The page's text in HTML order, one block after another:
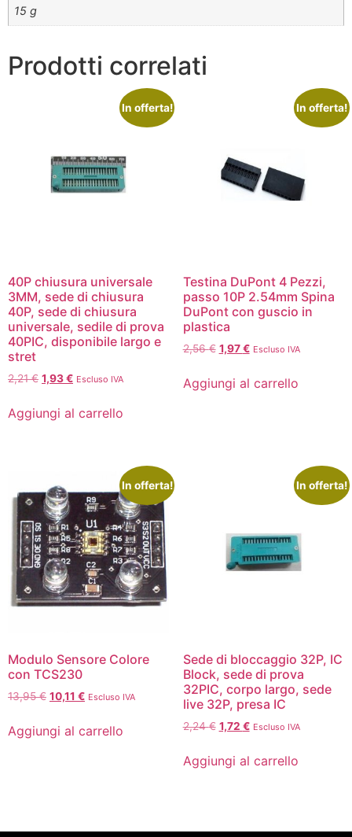
15 g
Prodotti correlati
In offerta!
40P chiusura universale
3MM, sede di chiusura
40P, sede di chiusura
universale, sedile di prova
40PIC, disponibile largo e
stret
2,21€ 1,93€ Escluso IVA
Aggiungi al carrello
In offerta!
Testina DuPont 4 Pezzi,
passo 10P 2.54mm Spina
DuPont con guscio in
plastica
2,56€ 1,97€ Escluso IVA
Aggiungi al carrello
In offerta!
Modulo Sensore Colore
con TCS230
13,95€ 10,11 € Escluso IVA
Aggiungi al carrello
In offerta!
Sede di bloccaggio 32P, IC
Block, sede di prova
32PIC, corpo largo, sede
live 32P, presa IC
2,24€ 1,72 € Escluso IVA
Aggiungi al carrello